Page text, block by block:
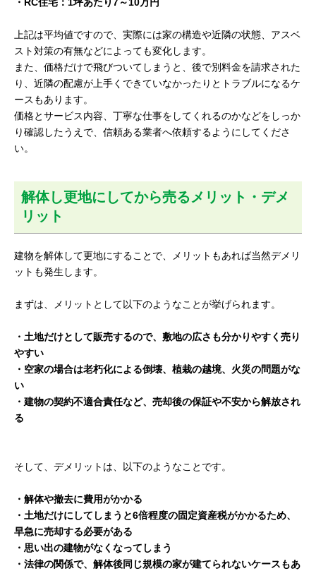
上記は平均値ですので、実際には家の構造や近隣の状態、アスベ
スト対策の有無などによっても変化します。
また、価格だけで飛びついてしまうと、後で別料金を請求された
り、近隣の配慮が上手くできていなかったりとトラブルになるケ
ースもあります。
価格とサービス内容、丁寧な仕事をしてくれるのかなどをしっか
り確認したうえで、信頼ある業者へ依頼するようにしてくださ
い。
解体し更地にしてから売るメリット・デメ
リット
建物を解体して更地にすることで、メリットもあれば当然デメリ
ットも発生します。
まずは、メリットとして以下のようなことが挙げられます。
・土地だけとして販売するので、敷地の広さも分かりやすく売り
やすい
・空家の場合は老朽化による倒壊、植栽の越境、火災の問題がな
い
・建物の契約不適合責任など、売却後の保証や不安から解放され
る
そして、デメリットは、以下のようなことです。
・解体や撤去に費用がかかる
・土地だけにしてしまうと6倍程度の固定資産税がかかるため、
早急に売却する必要がある
・思い出の建物がなくなってしまう
・法律の関係で、解体後同じ規模の家が建てられないケースもあ